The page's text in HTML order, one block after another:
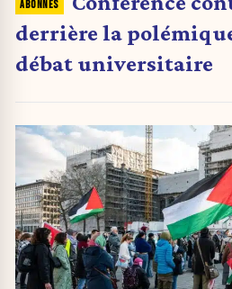
derrière la
débat universitaire